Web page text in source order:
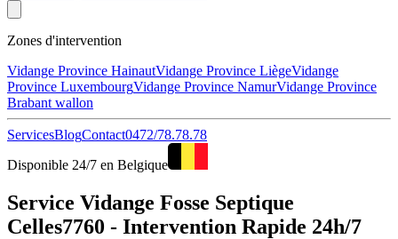
Zones d'intervention
Vidange Province HainautVidange Province LiègeVidange
Province LuxembourgVidange Province NamurVidange Province
Brabant wallon
ServicesBlogContact0472/78.78.78
Disponible 24/7 en Belgique
Service Vidange Fosse Septique
Celles7760 - Intervention Rapide 24h/7